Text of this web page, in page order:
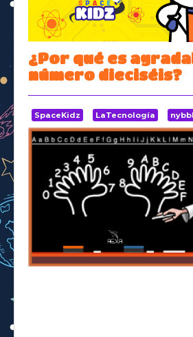
Space Kidz
¿Por qué es
número dieciséis?
SpaceKidz LaTecnología